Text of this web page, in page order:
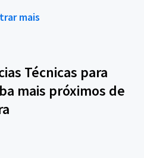
mais
Técnicas para
mais próximos de